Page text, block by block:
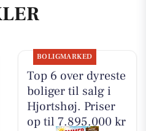
BOLIGMARKED
Top 6 over dyreste
boliger til salg i
Hjortshøj. Priser
op til 7.895.000 kr